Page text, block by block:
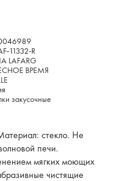
11332-R
LAFARG
ВРЕМЯ
закусочные
стекло. Не
печи.
мягких моющих
чистящие